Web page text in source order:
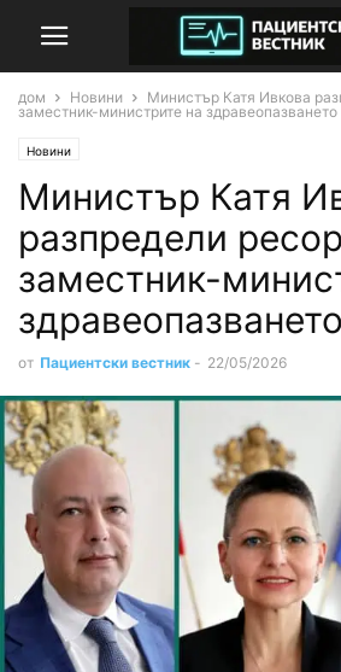
дом Новини
Министър Катя Ивкова
заместник-министрите на здравеопазването
Новини
Министър Катя
разпредели
заместник-
здравеопазването
от Пациентски вестник - 22/05/2026